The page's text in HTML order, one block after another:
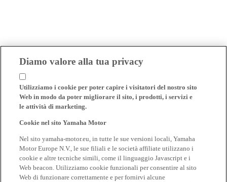
Diamo valore alla tua privacy
Utilizziamo i cookie per poter capire i visitatori del nostro sito
Web in modo da poter migliorare il sito, i prodotti, i servizi e
le attività di marketing.
Cookie nel sito Yamaha Motor
Nel sito yamaha-motor.eu, in tutte le sue versioni locali, Yamaha
Motor Europe N.V., le sue filiali e le società affiliate utilizzano i
cookie e altre tecniche simili, come il linguaggio Javascript e i
Web beacon. Utilizziamo cookie funzionali per consentire al sito
Web di funzionare correttamente e per fornirvi alcune